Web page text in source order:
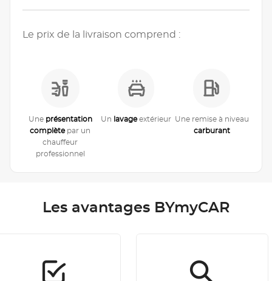
Le prix de la livraison comprend :
Une présentation
complètepar un
chauffeur
professionnel
Un lavageextérieur Une remise à niveau
carburant
Les avantages BYmyCAR